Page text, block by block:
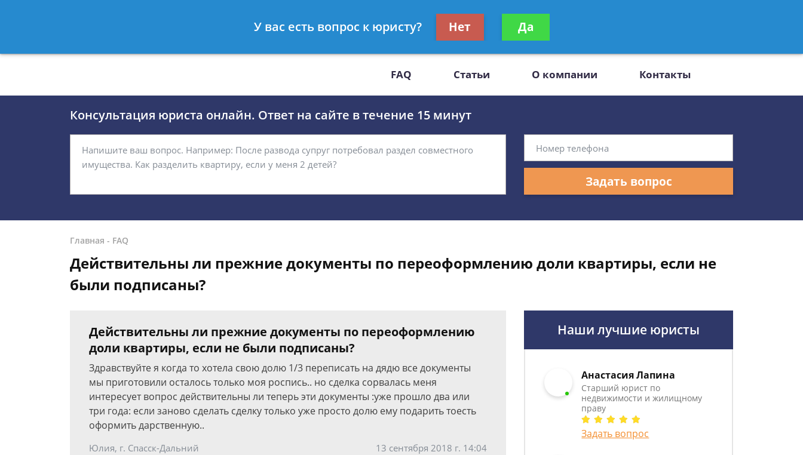
8 812 509-27-47
Получите консультацию
бесплатно
FAQ Статьи О компании Контакты
Консультация юриста онлайн. Ответ на сайте в течение 15 минут
Задать вопрос
Главная - FAQ
Действительны ли прежние документы по переоформлению доли квартиры, если не
были подписаны?
Действительны ли прежние документы по переоформлению
доли квартиры, если не были подписаны?
Здравствуйте я когда то хотела свою долю 1/3 переписать на дядю все документы
мы приготовили осталось только моя роспись.. но сделка сорвалась меня
интересует вопрос действительны ли теперь эти документы :уже прошло два или
три года: если заново сделать сделку только уже просто долю ему подарить тоесть
оформить дарственную..
Юлия, г. Спасск-Дальний 13 сентября 2018 г. 14:04
Наши лучшие юристы
Анастасия Лапина
Старший юрист по
недвижимости и жилищному
праву
Задать вопрос
У вас есть вопрос к юристу? Нет Да